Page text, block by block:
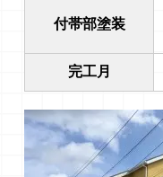
付帯部塗装
完工月